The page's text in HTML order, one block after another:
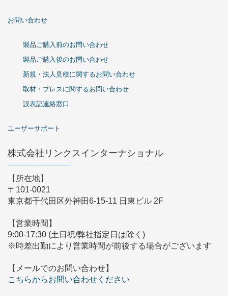
お問い合わせ
製品ご購入前のお問い合わせ
製品ご購入後のお問い合わせ
新規・法人見積に関するお問い合わせ
取材・プレスに関するお問い合わせ
誤表記連絡窓口
ユーザーサポート
株式会社リンクスインターナショナル
【所在地】
〒101-0021
東京都千代田区外神田6-15-11 日東ビル 2F
【営業時間】
9:00-17:30 (土日祝/弊社指定日は除く)
※時差出勤により営業時間が前後する場合がございます
【メールでのお問い合わせ】
こちらからお問い合わせください